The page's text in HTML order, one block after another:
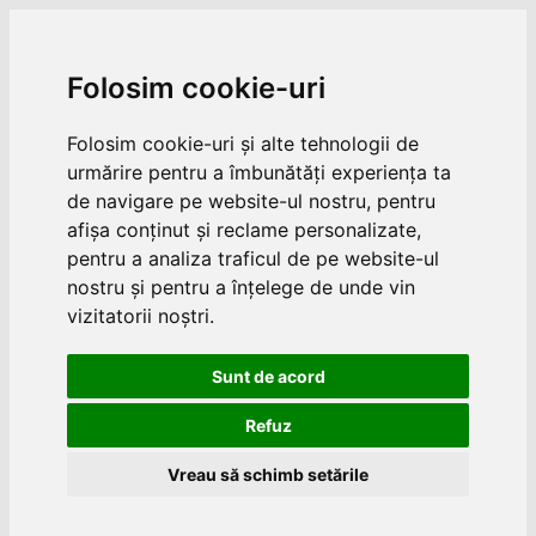
Folosim cookie-uri
Folosim cookie-uri și alte tehnologii de
urmărire pentru a îmbunătăți experiența ta
de navigare pe website-ul nostru, pentru
afișa conținut și reclame personalizate,
pentru a analiza traficul de pe website-ul
nostru și pentru a înțelege de unde vin
vizitatorii noștri.
Sunt de acord
Refuz
Vreau să schimb setările